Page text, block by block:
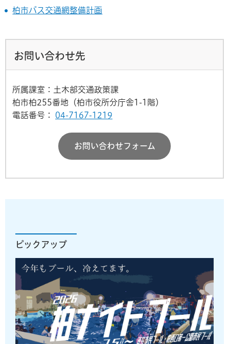
柏市バス交通網整備計画
お問い合わせ先
所属課室：土木部交通政策課
柏市柏255番地（柏市役所分庁舎1-1階）
電話番号：
04-7167-1219
お問い合わせフォーム
ピックアップ